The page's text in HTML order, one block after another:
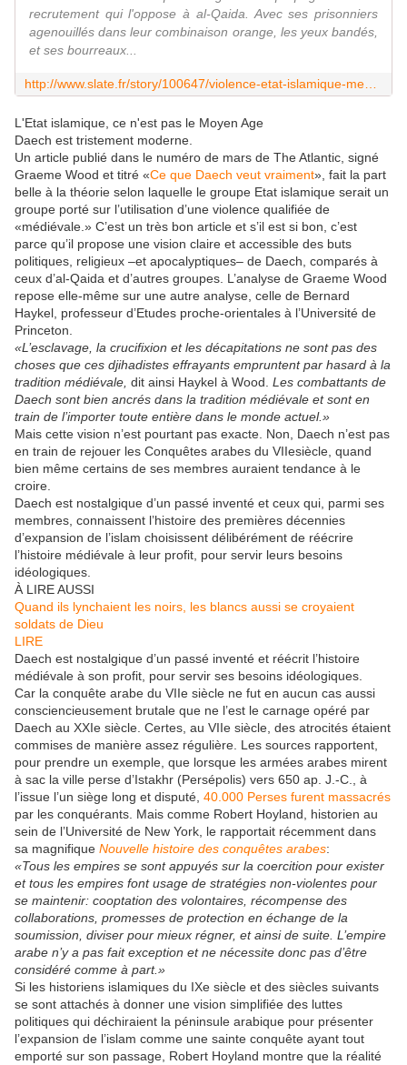
recrutement qui l'oppose à al-Qaida. Avec ses prisonniers
agenouillés dans leur combinaison orange, les yeux bandés,
et ses bourreaux...
L'Etat islamique, ce n'est pas le Moyen Age
Daech est tristement moderne.
Un article publié dans le numéro de mars de The Atlantic, signé
Graeme Wood et titré «Ce que Daech veut vraiment», fait la part
belle à la théorie selon laquelle le groupe Etat islamique serait un
groupe porté sur l’utilisation d’une violence qualifiée de
«médiévale.» C’est un très bon article et s’il est si bon, c’est
parce qu’il propose une vision claire et accessible des buts
politiques, religieux –et apocalyptiques– de Daech, comparés à
ceux d’al-Qaida et d’autres groupes. L’analyse de Graeme Wood
repose elle-même sur une autre analyse, celle de Bernard
Haykel, professeur d’Etudes proche-orientales à l’Université de
Princeton.
«L’esclavage, la crucifixion et les décapitations ne sont pas des
choses que ces djihadistes effrayants empruntent par hasard à la
tradition médiévale, dit ainsi Haykel à Wood. Les combattants de
Daech sont bien ancrés dans la tradition médiévale et sont en
train de l’importer toute entière dans le monde actuel.»
Mais cette vision n’est pourtant pas exacte. Non, Daech n’est pas
en train de rejouer les Conquêtes arabes du VIIesiècle, quand
bien même certains de ses membres auraient tendance à le
croire.
Daech est nostalgique d’un passé inventé et ceux qui, parmi ses
membres, connaissent l’histoire des premières décennies
d’expansion de l’islam choisissent délibérément de réécrire
l’histoire médiévale à leur profit, pour servir leurs besoins
idéologiques.
À LIRE AUSSI
Quand ils lynchaient les noirs, les blancs aussi se croyaient
soldats de Dieu
LIRE
Daech est nostalgique d’un passé inventé et réécrit l’histoire
médiévale à son profit, pour servir ses besoins idéologiques.
Car la conquête arabe du VIIe siècle ne fut en aucun cas aussi
consciencieusement brutale que ne l’est le carnage opéré par
Daech au XXIe siècle. Certes, au VIIe siècle, des atrocités étaient
commises de manière assez régulière. Les sources rapportent,
pour prendre un exemple, que lorsque les armées arabes mirent
à sac la ville perse d’Istakhr (Persépolis) vers 650 ap. J.-C., à
l’issue l’un siège long et disputé, 40.000 Perses furent massacrés
par les conquérants. Mais comme Robert Hoyland, historien au
sein de l’Université de New York, le rapportait récemment dans
sa magnifique Nouvelle histoire des conquêtes arabes:
«Tous les empires se sont appuyés sur la coercition pour exister
et tous les empires font usage de stratégies non-violentes pour
se maintenir: cooptation des volontaires, récompense des
collaborations, promesses de protection en échange de la
soumission, diviser pour mieux régner, et ainsi de suite. L’empire
arabe n’y a pas fait exception et ne nécessite donc pas d’être
considéré comme à part.»
Si les historiens islamiques du IXe siècle et des siècles suivants
se sont attachés à donner une vision simplifiée des luttes
politiques qui déchiraient la péninsule arabique pour présenter
l’expansion de l’islam comme une sainte conquête ayant tout
emporté sur son passage, Robert Hoyland montre que la réalité